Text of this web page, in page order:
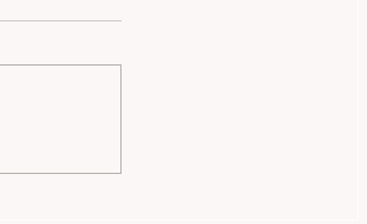
Gewinn U18 Para Fußball